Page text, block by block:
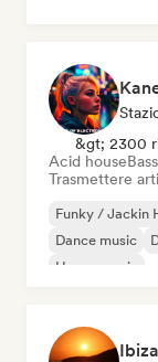
&gt; 2300
Acid house
Trasmettere
Funky / Jackin
Dance music
House music